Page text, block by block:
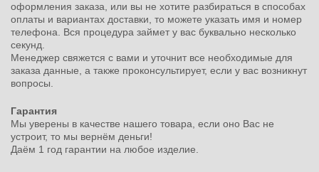
оформления заказа, или вы не хотите разбираться в способах
оплаты и вариантах доставки, то можете указать имя и номер
телефона. Вся процедура займет у вас буквально несколько
секунд.
Менеджер свяжется с вами и уточнит все необходимые для
заказа данные, а также проконсультирует, если у вас возникнут
вопросы.
Гарантия
Мы уверены в качестве нашего товара, если оно Вас не
устроит, то мы вернём деньги!
Даём 1 год гарантии на любое изделие.